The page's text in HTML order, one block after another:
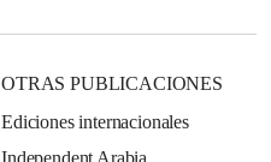
OTRAS PUBLICACIONES
Ediciones internacionales
Independent Arabia